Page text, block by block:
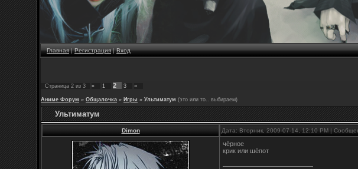
Главная|Регистрация|Вход
Страница 2 из 3 « 1 2 3 »
Аниме Форум » Общалочка » Игры » Ультиматум (это или то.. выбираем)
Ультиматум
Dimon Дата: Вторник, 2009-07-14, 12:10 PM |
чёрное
крик или шёпот